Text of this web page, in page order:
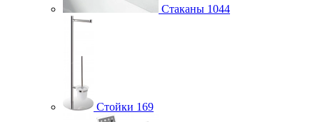
Стаканы 1044
Стойки 169